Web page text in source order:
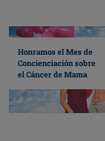
Honramos el Mes de
Concienciación sobre
el Cáncer de Mama